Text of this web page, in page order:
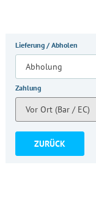
ZURÜCK
Lieferung / Abholen
Abholung
Zahlung
Vor Ort (Bar / EC)